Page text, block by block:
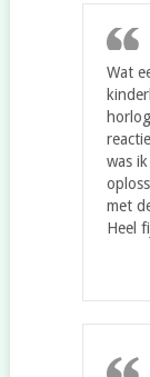
Wat
was
met
Heel